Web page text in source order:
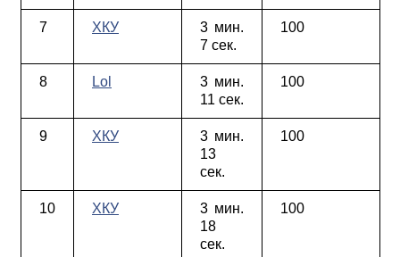
7 ХКУ
3 мин.
7 сек.
100
8 Lol
3 мин.
11 сек.
100
9 ХКУ
3 мин.
13
сек.
100
10 ХКУ
3 мин.
18
сек.
100